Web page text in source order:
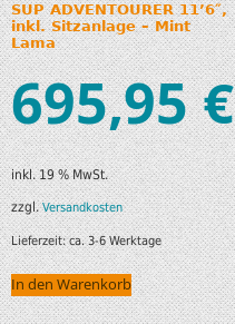
SUP ADVENTOURER 11’6″,
inkl. Sitzanlage – Mint
Lama
695,95€
inkl. 19 % MwSt.
zzgl.Versandkosten
Lieferzeit:ca. 3-6 Werktage
In den Warenkorb